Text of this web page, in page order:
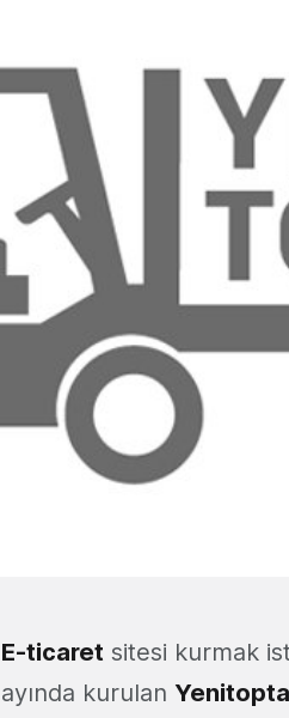
E-ticaret sitesi kurmak
ayında kurulan